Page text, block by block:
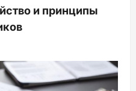
и принципы